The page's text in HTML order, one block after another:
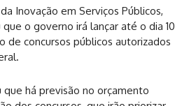
Inovação em Serviços Públicos,
o governo irá lançar até o dia 10
de concursos públicos autorizados
há previsão no orçamento